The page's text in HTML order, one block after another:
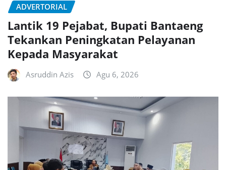
ADVERTORIAL
Lantik 19 Pejabat, Bupati Bantaeng
Tekankan Peningkatan Pelayanan
Kepada Masyarakat
Asruddin Azis Agu 6, 2026